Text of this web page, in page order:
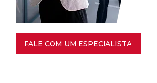
FALE COM UM ESPECIALISTA